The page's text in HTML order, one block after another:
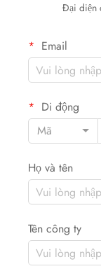
Đại diện
Email
Di động
Mã
Họ và tên
Tên công ty